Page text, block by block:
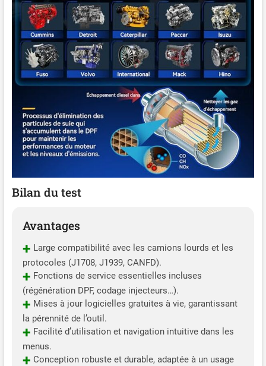
Bilan du test
Avantages
+ Large compatibilité avec les camions lourds et les
protocoles (J1708, J1939, CANFD).
+ Fonctions de service essentielles incluses
(régénération DPF, codage injecteurs…).
+ Mises à jour logicielles gratuites à vie, garantissant
la pérennité de l’outil.
+ Facilité d’utilisation et navigation intuitive dans les
menus.
+ Conception robuste et durable, adaptée à un usage